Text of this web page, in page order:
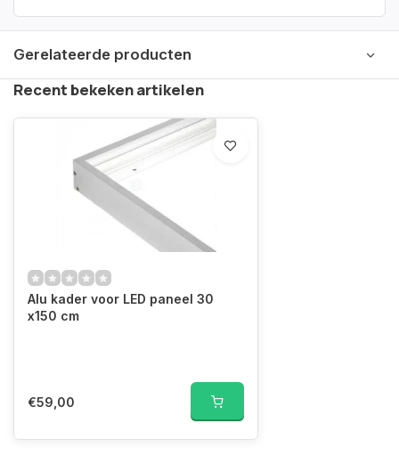
Gerelateerde producten
Recent bekeken artikelen
Alu kader voor LED paneel 30
x150 cm
€59,00